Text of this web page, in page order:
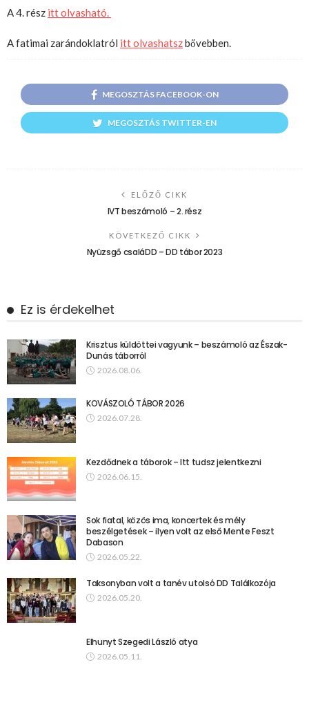
A 4. rész itt olvasható.
A fatimai zarándoklatról itt olvashatszbővebben.
MEGOSZTÁS FACEBOOK-ON
MEGOSZTÁS TWITTER-EN
ELŐZŐ CIKK
IVT beszámoló – 2. rész
KÖVETKEZŐ CIKK
Nyüzsgő csaláDD – DD tábor 2023
Ez is érdekelhet
Krisztus küldöttei vagyunk – beszámoló az Észak-
Dunás táborról
2026.08.06.
KOVÁSZOLÓ TÁBOR 2026
2026.07.28.
Kezdődnek a táborok – Itt tudsz jelentkezni
2026.06.15.
Sok fiatal, közös ima, koncertek és mély
beszélgetések – ilyen volt az első Mente Feszt
Dabason
2026.05.22.
Taksonyban volt a tanév utolsó DD Találkozója
2026.05.20.
Elhunyt Szegedi László atya
2026.05.11.